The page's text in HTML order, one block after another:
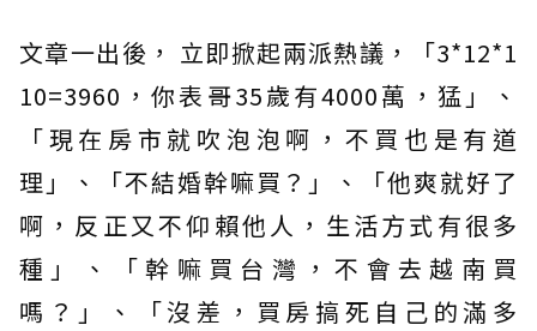
文章一出後， 立即掀起兩派熱議，「3*12*1
10=3960，你表哥35歲有4000萬，猛」、
「現在房市就吹泡泡啊，不買也是有道
理」、「不結婚幹嘛買？」、「他爽就好了
啊，反正又不仰賴他人，生活方式有很多
種」、「幹嘛買台灣，不會去越南買
嗎？」、「沒差，買房搞死自己的滿多